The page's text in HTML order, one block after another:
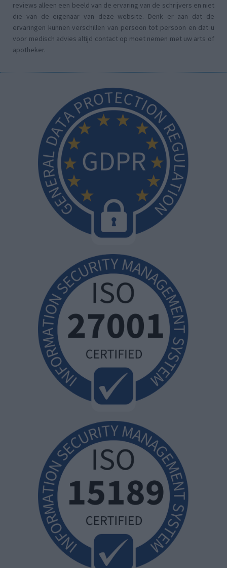
reviews alleen een beeld van de ervaring van de schrijvers en niet
die van de eigenaar van deze website. Denk er aan dat de
ervaringen kunnen verschillen van persoon tot persoon en dat u
voor medisch advies altijd contact op moet nemen met uw arts of
apotheker.